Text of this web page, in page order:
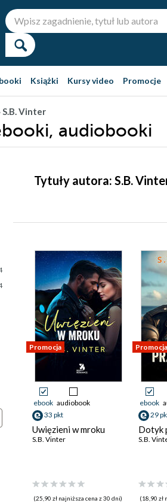
Książki Kursy video Promocje
S.B. Vinter
audiobooki
Tytuły autora: S.B.
Promocja
ebook audiobook
33 pkt
Uwięzieni w mroku
S.B. Vinter
(25,90 zł najniższa cena z 30 dni)
Promocja
ebook
29
Dotyk
S.B.
(18,90 zł